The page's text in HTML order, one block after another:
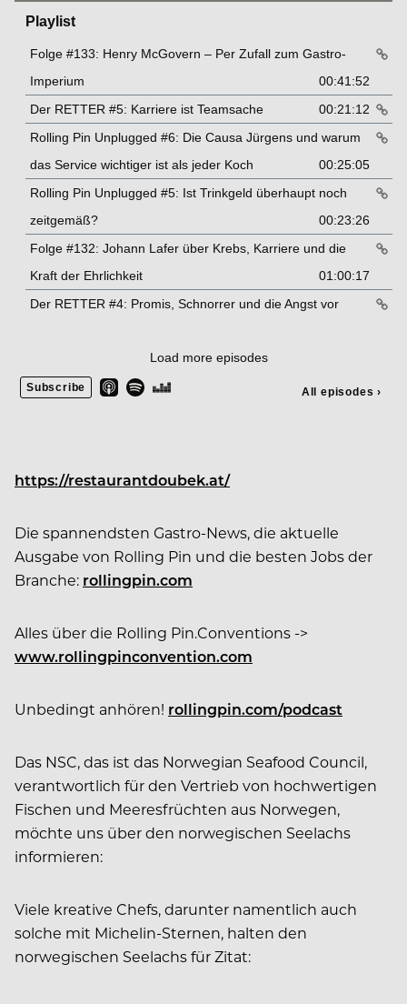
https://restaurantdoubek.at/
Die spannendsten Gastro-News, die aktuelle
Ausgabe von Rolling Pin und die besten Jobs der
Branche: rollingpin.com
Alles über die Rolling Pin.Conventions ->
www.rollingpinconvention.com
Unbedingt anhören! rollingpin.com/podcast
Das NSC, das ist das Norwegian Seafood Council,
verantwortlich für den Vertrieb von hochwertigen
Fischen und Meeresfrüchten aus Norwegen,
möchte uns über den norwegischen Seelachs
informieren:
Viele kreative Chefs, darunter namentlich auch
solche mit Michelin-Sternen, halten den
norwegischen Seelachs für Zitat: